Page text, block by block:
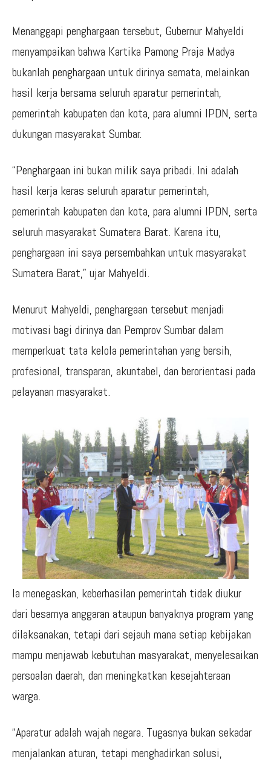
Menanggapi penghargaan tersebut, Gubernur Mahyeldi
menyampaikan bahwa Kartika Pamong Praja Madya
bukanlah penghargaan untuk dirinya semata, melainkan
hasil kerja bersama seluruh aparatur pemerintah,
pemerintah kabupaten dan kota, para alumni IPDN, serta
dukungan masyarakat Sumbar.
“Penghargaan ini bukan milik saya pribadi. Ini adalah
hasil kerja keras seluruh aparatur pemerintah,
pemerintah kabupaten dan kota, para alumni IPDN, serta
seluruh masyarakat Sumatera Barat. Karena itu,
penghargaan ini saya persembahkan untuk masyarakat
Sumatera Barat,” ujar Mahyeldi.
Menurut Mahyeldi, penghargaan tersebut menjadi
motivasi bagi dirinya dan Pemprov Sumbar dalam
memperkuat tata kelola pemerintahan yang bersih,
profesional, transparan, akuntabel, dan berorientasi pada
pelayanan masyarakat.
Ia menegaskan, keberhasilan pemerintah tidak diukur
dari besarnya anggaran ataupun banyaknya program yang
dilaksanakan, tetapi dari sejauh mana setiap kebijakan
mampu menjawab kebutuhan masyarakat, menyelesaikan
persoalan daerah, dan meningkatkan kesejahteraan
warga.
“Aparatur adalah wajah negara. Tugasnya bukan sekadar
menjalankan aturan, tetapi menghadirkan solusi,